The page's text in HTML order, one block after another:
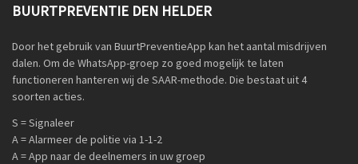
BUURTPREVENTIE DEN HELDER
Door het gebruik van BuurtPreventieApp kan het aantal misdrijven
dalen. Om de WhatsApp-groep zo goed mogelijk te laten
functioneren hanteren wij de SAAR-methode. Die bestaat uit 4
soorten acties.
S = Signaleer
A = Alarmeer de politie via 1-1-2
A = App naar de deelnemers in uw groep